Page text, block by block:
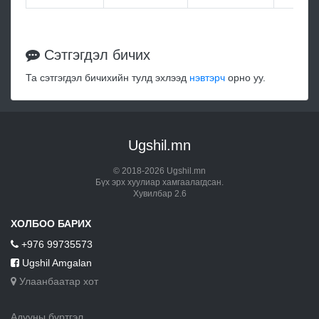
Сэтгэгдэл бичих
Та сэтгэгдэл бичихийн тулд эхлээд нэвтэрч орно уу.
Ugshil.mn
© 2018-2026 Ugshil.mn
Бүх эрх хуулиар хамгаалагдсан.
Хувилбар 2.6
ХОЛБОО БАРИХ
+976 99735573
Ugshil Amgalan
Улаанбаатар хот